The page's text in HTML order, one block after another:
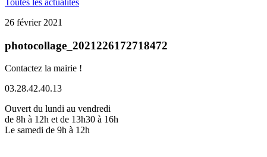
Toutes les actualités
26 février 2021
photocollage_2021226172718472
Contactez la mairie !
03.28.42.40.13
Ouvert du lundi au vendredi
de 8h à 12h et de 13h30 à 16h
Le samedi de 9h à 12h